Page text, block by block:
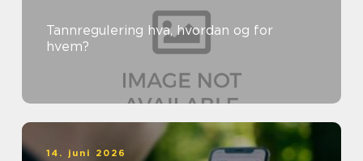
Tannregulering hva, hvordan og for
hvem?
14. juni 2026